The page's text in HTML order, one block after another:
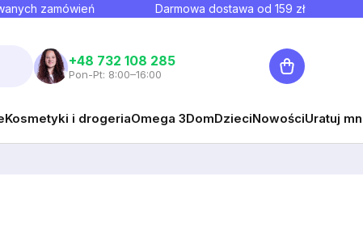
zamówień Darmowa dostawa od 159 zł
+48 732 108 285
Pon-Pt: 8:00–16:00
Koszyk
Kosmetyki i drogeriaOmega 3DomDzieciNowościUratuj